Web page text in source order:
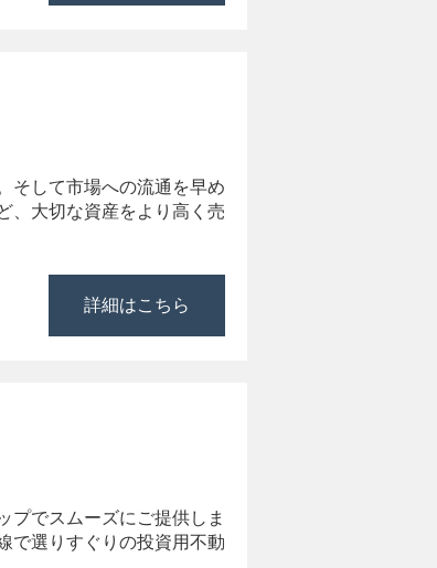
そして市場への流通を早め
、大切な資産をより高く売
詳細はこちら
プでスムーズにご提供しま
で選りすぐりの投資用不動